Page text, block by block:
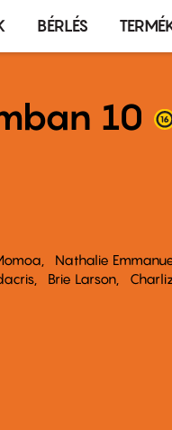
BÉRLÉS
10
Nathalie
Brie Larson